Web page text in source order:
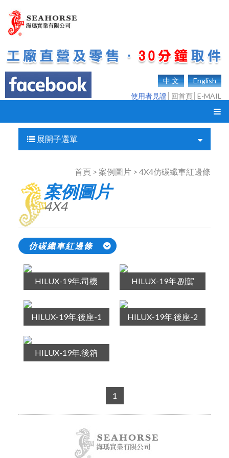
中 文
English
使用者見證 回首頁 E-MAIL
展開子選單
首頁 > 案例圖片 > 4X4仿碳纖車紅邊條
案例圖片
4X4
仿碳纖車紅邊條
HILUX-19年.司機 HILUX-19年.副駕
HILUX-19年.後座-1 HILUX-19年.後座-2
HILUX-19年.後箱
1